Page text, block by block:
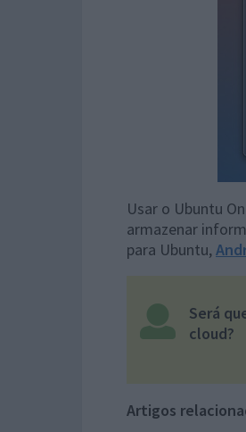
Usar o Ubuntu
armazenar
para Ubuntu,
Será
cloud?
Artigos